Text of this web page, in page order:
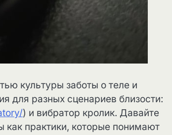
культуры заботы о теле и
для разных сценариев близости:
) и вибратор кролик. Давайте
практики, которые понимают